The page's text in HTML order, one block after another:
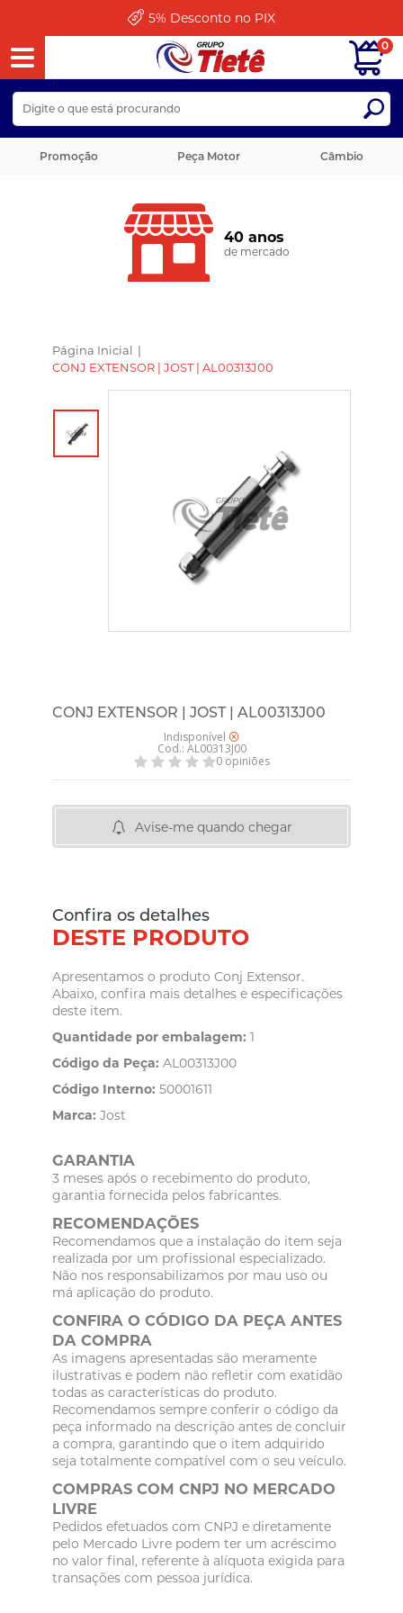
5% Desconto no PIX
Promoção Peça Motor Câmbio
0
40 anos
de mercado
Página Inicial |
CONJ EXTENSOR | JOST | AL00313J00
CONJ EXTENSOR | JOST | AL00313J00
Indisponível
Cod.: AL00313J00
0 opiniões
Avise-me quando chegar
Confira os detalhes
DESTE PRODUTO
Apresentamos o produto Conj Extensor.
Abaixo, confira mais detalhes e especificações
deste item.
Quantidade por embalagem: 1
Código da Peça: AL00313J00
Código Interno: 50001611
Marca: Jost
GARANTIA
3 meses após o recebimento do produto,
garantia fornecida pelos fabricantes.
RECOMENDAÇÕES
Recomendamos que a instalação do item seja
realizada por um profissional especializado.
Não nos responsabilizamos por mau uso ou
má aplicação do produto.
CONFIRA O CÓDIGO DA PEÇA ANTES
DA COMPRA
As imagens apresentadas são meramente
ilustrativas e podem não refletir com exatidão
todas as características do produto.
Recomendamos sempre conferir o código da
peça informado na descrição antes de concluir
a compra, garantindo que o item adquirido
seja totalmente compatível com o seu veículo.
COMPRAS COM CNPJ NO MERCADO
LIVRE
Pedidos efetuados com CNPJ e diretamente
pelo Mercado Livre podem ter um acréscimo
no valor final, referente à alíquota exigida para
transações com pessoa jurídica.